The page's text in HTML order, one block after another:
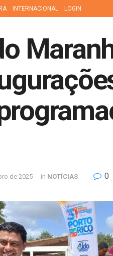
INTERNACIONAL LOGIN
de 2025 in NOTÍCIAS 0